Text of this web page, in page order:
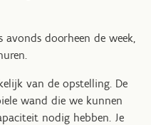
avonds doorheen de week,
van de opstelling. De
wand die we kunnen
nodig hebben. Je